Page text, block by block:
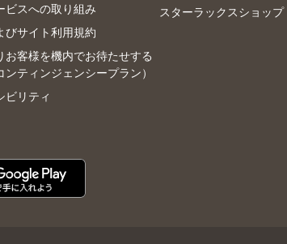
ビスへの取り組み
びサイト利用規約
お客様を機内でお待たせする
ティンジェンシープラン）
ビリティ
スターラックスショップ